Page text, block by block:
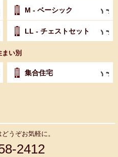
M - ベーシック
LL - チェストセット
まい別
集合住宅
うぞお気軽に。
2412